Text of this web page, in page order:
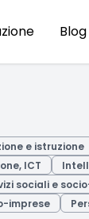
Blog
e istruzione
ICT
sociali e
imprese